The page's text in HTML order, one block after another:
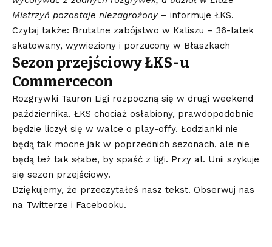
Mistrzyń pozostaje niezagrożony – informuje ŁKS.
Czytaj także: Brutalne zabójstwo w Kaliszu – 36-latek
skatowany, wywieziony i porzucony w Błaszkach
Sezon przejściowy ŁKS-u
Commercecon
Rozgrywki Tauron Ligi rozpoczną się w drugi weekend
października. ŁKS chociaż osłabiony, prawdopodobnie
będzie liczył się w walce o play-offy. Łodzianki nie
będą tak mocne jak w poprzednich sezonach, ale nie
będą też tak słabe, by spaść z ligi. Przy al. Unii szykuje
się sezon przejściowy.
Dziękujemy, że przeczytałeś nasz tekst. Obserwuj nas
na Twitterze i Facebooku.